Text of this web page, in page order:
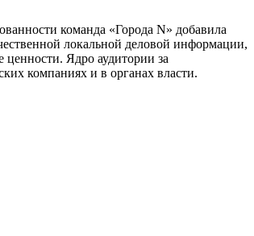
команда «Города N» добавила
локальной деловой информации,
ценности. Ядро аудитории за
компаниях и в органах власти.